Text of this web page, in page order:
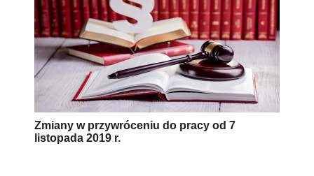
Zmiany w przywróceniu do pracy od 7
listopada 2019 r.